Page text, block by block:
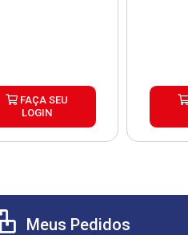
FAÇA SEU
LOGIN
Meus Pedidos